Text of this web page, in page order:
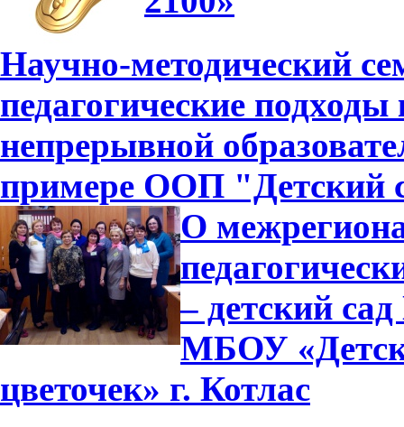
Научно-методический
педагогические
непрерывной
примере ООП "Детский
О
– детский
МБОУ
цветочек» г. Котлас